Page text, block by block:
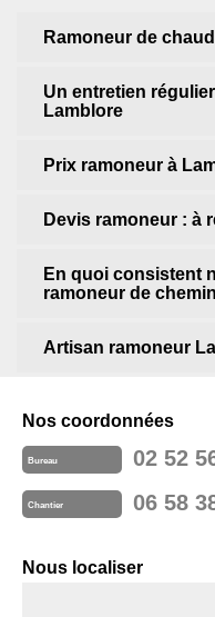
Ramoneur de
Un entretien
Lamblore
Prix ramoneur à
Devis ramoneur : à
En quoi consistent
ramoneur de
Artisan ramoneur
Nos coordonnées
Bureau 02 52
Chantier 06 58
Nous localiser